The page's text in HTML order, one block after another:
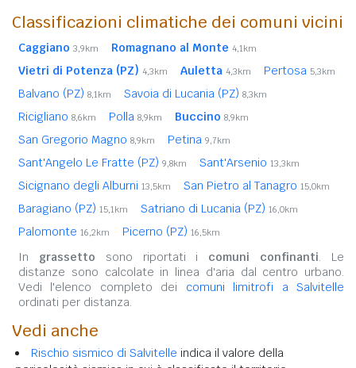
Classificazioni climatiche dei comuni vicini
Caggiano 3,9km Romagnano al Monte 4,1km
Vietri di Potenza (PZ) 4,3km Auletta 4,3km Pertosa 5,3km
Balvano (PZ) 8,1km Savoia di Lucania (PZ) 8,3km
Ricigliano 8,6km Polla 8,9km Buccino 8,9km
San Gregorio Magno 8,9km Petina 9,7km
Sant'Angelo Le Fratte (PZ) 9,8km Sant'Arsenio 13,3km
Sicignano degli Alburni 13,5km San Pietro al Tanagro 15,0km
Baragiano (PZ) 15,1km Satriano di Lucania (PZ) 16,0km
Palomonte 16,2km Picerno (PZ) 16,5km
In grassetto sono riportati i comuni confinanti. Le
distanze sono calcolate in linea d'aria dal centro urbano.
Vedi l'elenco completo dei comuni limitrofi a Salvitelle
ordinati per distanza.
Vedi anche
Rischio sismico di Salvitelle indica il valore della